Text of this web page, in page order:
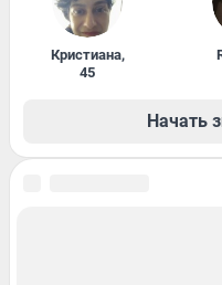
Кристиана,
45
Начать